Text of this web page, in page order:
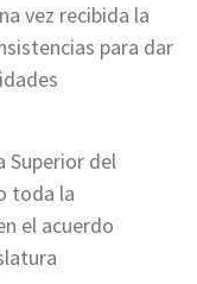
vez recibida la
para dar
Superior del
toda la
el acuerdo